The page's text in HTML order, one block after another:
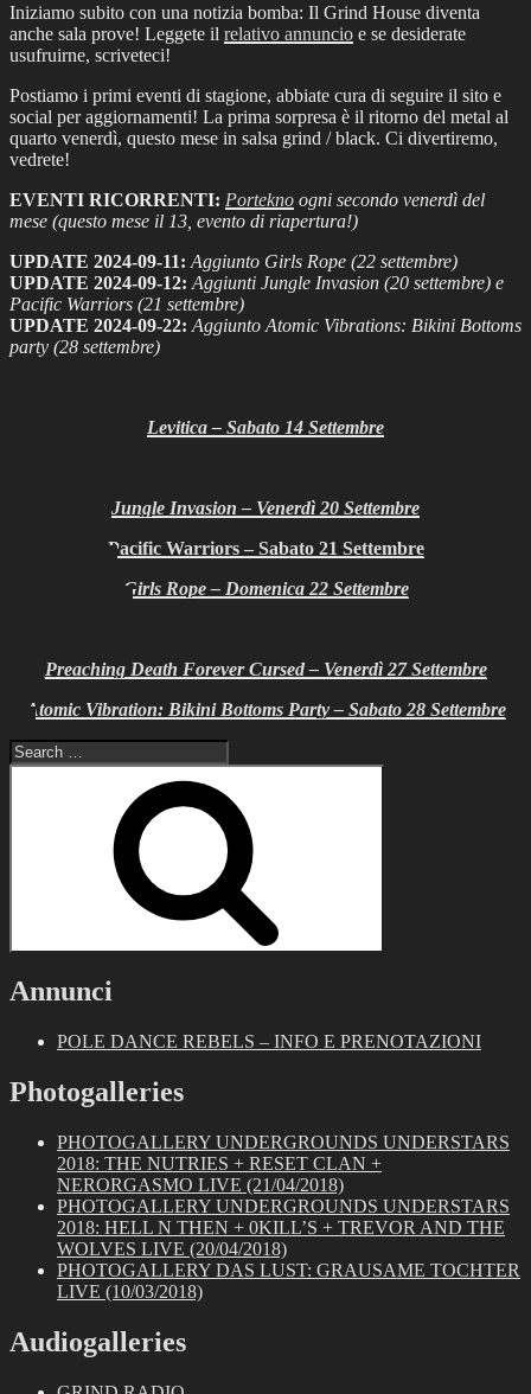
Iniziamo subito con una notizia bomba: Il Grind House diventa
anche sala prove! Leggete il relativo annuncio e se desiderate
usufruirne, scriveteci!
Postiamo i primi eventi di stagione, abbiate cura di seguire il sito e
social per aggiornamenti! La prima sorpresa è il ritorno del metal al
quarto venerdì, questo mese in salsa grind / black. Ci divertiremo,
vedrete!
EVENTI RICORRENTI: Portekno ogni secondo venerdì del
mese (questo mese il 13, evento di riapertura!)
UPDATE 2024-09-11: Aggiunto Girls Rope (22 settembre)
UPDATE 2024-09-12: Aggiunti Jungle Invasion (20 settembre) e
Pacific Warriors (21 settembre)
UPDATE 2024-09-22: Aggiunto Atomic Vibrations: Bikini Bottoms
party (28 settembre)
Levitica – Sabato 14 Settembre
Jungle Invasion – Venerdì 20 Settembre
Pacific Warriors – Sabato 21 Settembre
Girls Rope – Domenica 22 Settembre
Preaching Death Forever Cursed – Venerdì 27 Settembre
Atomic Vibration: Bikini Bottoms Party – Sabato 28 Settembre
Search
for:
Annunci
POLE DANCE REBELS – INFO E PRENOTAZIONI
Photogalleries
PHOTOGALLERY UNDERGROUNDS UNDERSTARS
2018: THE NUTRIES + RESET CLAN +
NERORGASMO LIVE (21/04/2018)
PHOTOGALLERY UNDERGROUNDS UNDERSTARS
2018: HELL N THEN + 0KILL’S + TREVOR AND THE
WOLVES LIVE (20/04/2018)
PHOTOGALLERY DAS LUST: GRAUSAME TOCHTER
LIVE (10/03/2018)
Audiogalleries